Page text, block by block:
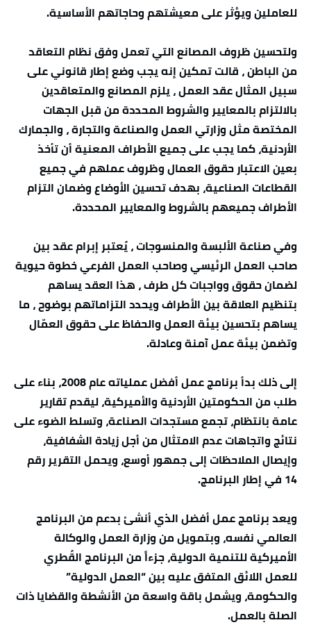
للعاملين ويؤثر على معيشتهم وحاجاتهم الأساسية.
ولتحسين ظروف المصانع التي تعمل وفق نظام التعاقد
من الباطن ، قالت تمكين إنه يجب وضع إطار قانوني على
سبيل المثال عقد العمل ، يلزم المصانع والمتعاقدين
بالالتزام بالمعايير والشروط المحددة من قبل الجهات
المختصة مثل وزارتي العمل والصناعة والتجارة ، والجمارك
الأردنية، كما يجب على جميع الأطراف المعنية أن تأخذ
بعين الاعتبار حقوق العمال وظروف عملهم في جميع
القطاعات الصناعية، بهدف تحسين الأوضاع وضمان التزام
الأطراف جميعهم بالشروط والمعايير المحددة.
وفي صناعة الألبسة والمنسوجات ، يُعتبر إبرام عقد بين
صاحب العمل الرئيسي وصاحب العمل الفرعي خطوة حيوية
لضمان حقوق وواجبات كل طرف ، هذا العقد يساهم
بتنظيم العلاقة بين الأطراف ويحدد التزاماتهم بوضوح ، ما
يساهم بتحسين بيئة العمل والحفاظ على حقوق العمّال
وتضمن بيئة عمل آمنة وعادلة.
إلى ذلك بدأ برنامج عمل أفضل عملياته عام 2008، بناء على
طلب من الحكومتين الأردنية والأميركية، ليقدم تقارير
عامة بانتظام، تجمع مستجدات الصناعة، وتسلط الضوء على
نتائج واتجاهات عدم الامتثال من أجل زيادة الشفافية،
وإيصال الملاحظات إلى جمهور أوسع، ويحمل التقرير رقم
14 في إطار البرنامج.
ويعد برنامج عمل أفضل الذي أنشئ بدعم من البرنامج
العالمي نفسه، وبتمويل من وزارة العمل والوكالة
الأميركية للتنمية الدولية، جزءاً من البرنامج القُطري
للعمل اللائق المتفق عليه بين “العمل الدولية”
والحكومة، ويشمل باقة واسعة من الأنشطة والقضايا ذات
الصلة بالعمل.